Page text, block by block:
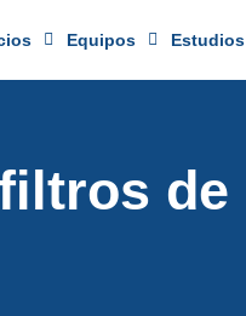
Equipos Estudios
de